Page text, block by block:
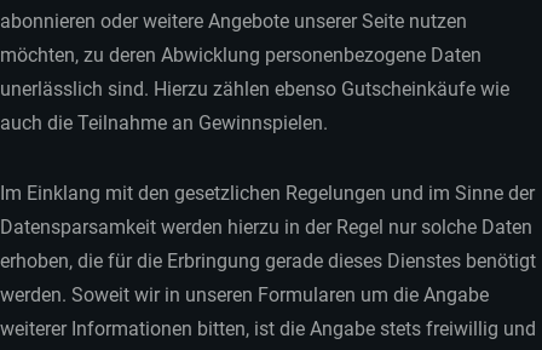
abonnieren oder weitere Angebote unserer Seite nutzen
möchten, zu deren Abwicklung personenbezogene Daten
unerlässlich sind. Hierzu zählen ebenso Gutscheinkäufe wie
auch die Teilnahme an Gewinnspielen.
Im Einklang mit den gesetzlichen Regelungen und im Sinne der
Datensparsamkeit werden hierzu in der Regel nur solche Daten
erhoben, die für die Erbringung gerade dieses Dienstes benötigt
werden. Soweit wir in unseren Formularen um die Angabe
weiterer Informationen bitten, ist die Angabe stets freiwillig und